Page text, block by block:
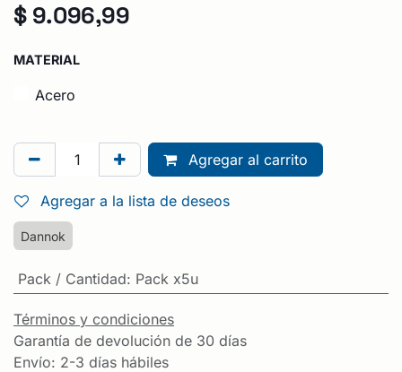
$ 9.096,99
MATERIAL
Acero
Agregar al carrito
Agregar a la lista de deseos
Dannok
Pack / Cantidad: Pack x5u
Términos y condiciones
Garantía de devolución de 30 días
Envío: 2-3 días hábiles